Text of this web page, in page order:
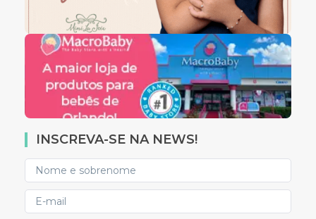
INSCREVA-SE NA NEWS!